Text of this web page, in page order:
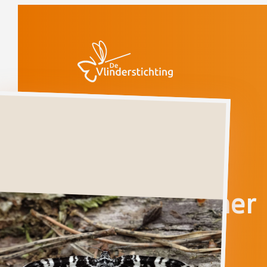
Speerpuntspanner
RHEUMAPTERA
HASTATA